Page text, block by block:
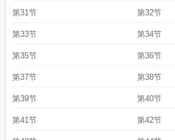
第31节 第32节
第33节 第34节
第35节 第36节
第37节 第38节
第39节 第40节
第41节 第42节